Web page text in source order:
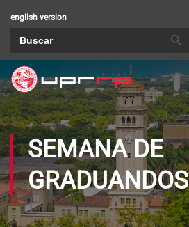
english version
SEMANA DE
GRADUANDOS